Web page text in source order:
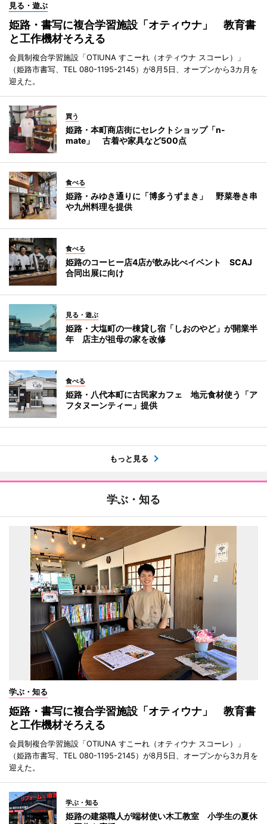
見る・遊ぶ
姫路・書写に複合学習施設「オティウナ」 教育書
と工作機材そろえる
会員制複合学習施設「OTIUNA すこーれ（オティウナ スコーレ）」
（姫路市書写、TEL 080-1195-2145）が8月5日、オープンから3カ月を
迎えた。
買う
姫路・本町商店街にセレクトショップ「n-
mate」 古着や家具など500点
食べる
姫路・みゆき通りに「博多うずまき」 野菜巻き串
や九州料理を提供
食べる
姫路のコーヒー店4店が飲み比べイベント SCAJ
合同出展に向け
見る・遊ぶ
姫路・大塩町の一棟貸し宿「しおのやど」が開業半
年 店主が祖母の家を改修
食べる
姫路・八代本町に古民家カフェ 地元食材使う「ア
フタヌーンティー」提供
もっと見る
学ぶ・知る
学ぶ・知る
姫路・書写に複合学習施設「オティウナ」 教育書
と工作機材そろえる
会員制複合学習施設「OTIUNA すこーれ（オティウナ スコーレ）」
（姫路市書写、TEL 080-1195-2145）が8月5日、オープンから3カ月を
迎えた。
学ぶ・知る
姫路の建築職人が端材使い木工教室 小学生の夏休